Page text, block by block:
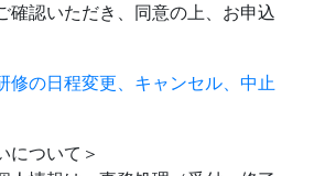
確認いただき、同意の上、お申込
修の日程変更、キャンセル、中止
について＞